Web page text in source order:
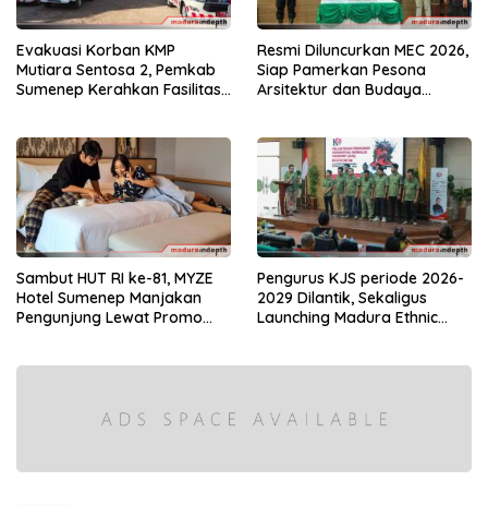
Evakuasi Korban KMP
Mutiara Sentosa 2, Pemkab
Sumenep Kerahkan Fasilitas
Resmi Diluncurkan MEC 2026,
Siap Pamerkan Pesona
Arsitektur dan Budaya
Sambut HUT RI ke-81, MYZE
Hotel Sumenep Manjakan
Pengunjung Lewat Promo
Pengurus KJS periode 2026-
2029 Dilantik, Sekaligus
Launching Madura Ethnic